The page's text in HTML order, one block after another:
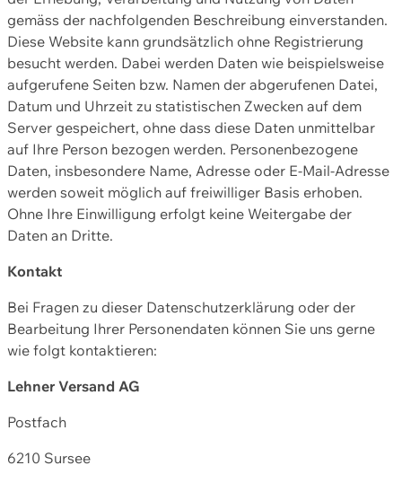
gemäss der nachfolgenden Beschreibung einverstanden.
Diese Website kann grundsätzlich ohne Registrierung
besucht werden. Dabei werden Daten wie beispielsweise
aufgerufene Seiten bzw. Namen der abgerufenen Datei,
Datum und Uhrzeit zu statistischen Zwecken auf dem
Server gespeichert, ohne dass diese Daten unmittelbar
auf Ihre Person bezogen werden. Personenbezogene
Daten, insbesondere Name, Adresse oder E-Mail-Adresse
werden soweit möglich auf freiwilliger Basis erhoben.
Ohne Ihre Einwilligung erfolgt keine Weitergabe der
Daten an Dritte.
Kontakt
Bei Fragen zu dieser Datenschutzerklärung oder der
Bearbeitung Ihrer Personendaten können Sie uns gerne
wie folgt kontaktieren:
Lehner Versand AG
Postfach
6210 Sursee